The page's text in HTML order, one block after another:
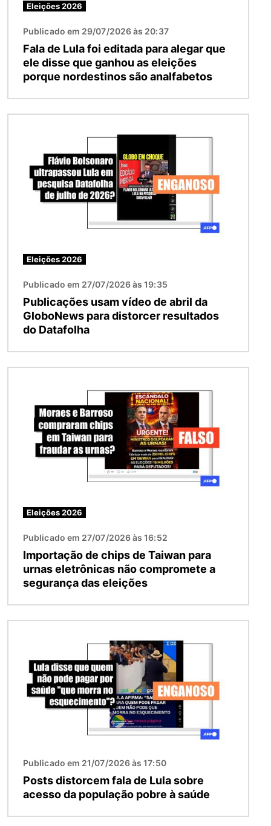
Eleições 2026
Publicado em 29/07/2026 às 20:37
Fala de Lula foi editada para alegar que
ele disse que ganhou as eleições
porque nordestinos são analfabetos
Eleições 2026
Publicado em 27/07/2026 às 19:35
Publicações usam vídeo de abril da
GloboNews para distorcer resultados
do Datafolha
Eleições 2026
Publicado em 27/07/2026 às 16:52
Importação de chips de Taiwan para
urnas eletrônicas não compromete a
segurança das eleições
Publicado em 21/07/2026 às 17:50
Posts distorcem fala de Lula sobre
acesso da população pobre à saúde